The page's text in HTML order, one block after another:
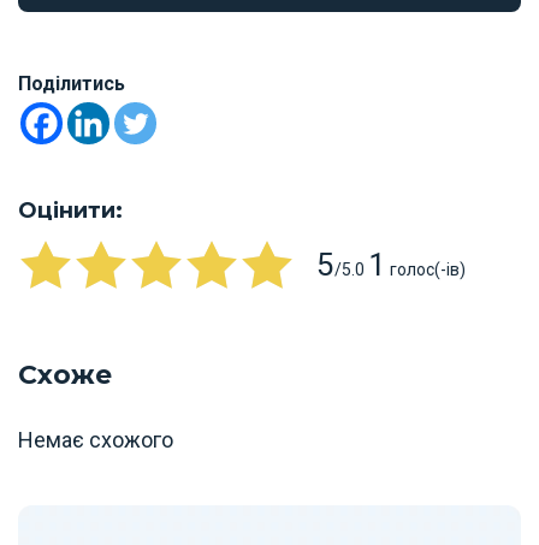
Поділитись
Оцінити:
5/5.0 1 голос(-ів)
Схоже
Немає схожого